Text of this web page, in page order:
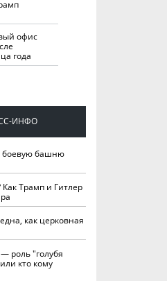
офис
года
ИНФО
боевую башню
Трамп и Гитлер
как церковная
роль "голубя
кто кому